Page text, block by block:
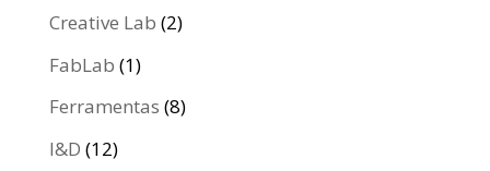
Creative Lab (2)
FabLab (1)
Ferramentas (8)
I&D (12)